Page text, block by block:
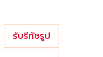
รับรีทัชรูป